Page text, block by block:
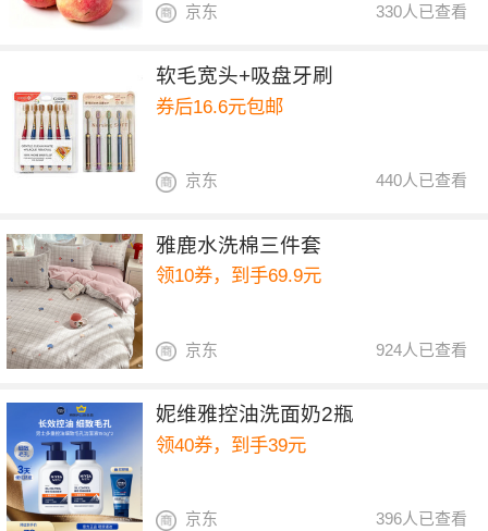
330人已查看
京东
软毛宽头+吸盘牙刷
券后16.6元包邮
440人已查看
京东
雅鹿水洗棉三件套
领10券，到手69.9元
924人已查看
京东
妮维雅控油洗面奶2瓶
领40券，到手39元
396人已查看
京东